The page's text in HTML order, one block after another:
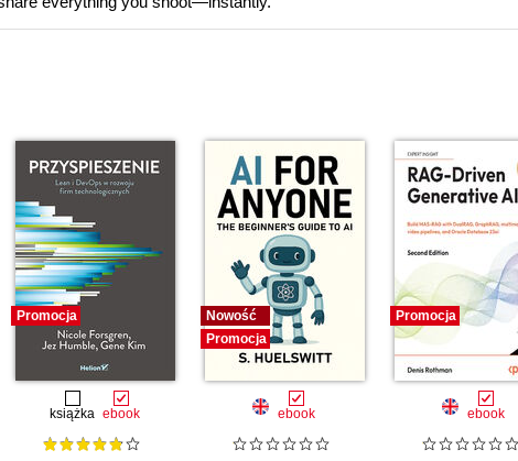
Promocja
książka ebook
Nowość
Promocja
ebook
Promocja
ebook